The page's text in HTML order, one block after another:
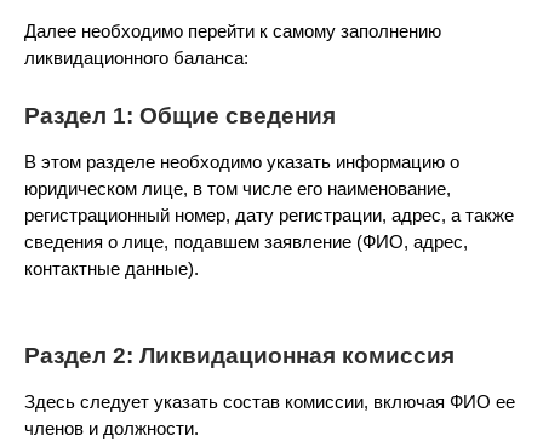
Далее необходимо перейти к самому заполнению
ликвидационного баланса:
Раздел 1: Общие сведения
В этом разделе необходимо указать информацию о
юридическом лице, в том числе его наименование,
регистрационный номер, дату регистрации, адрес, а также
сведения о лице, подавшем заявление (ФИО, адрес,
контактные данные).
Раздел 2: Ликвидационная комиссия
Здесь следует указать состав комиссии, включая ФИО ее
членов и должности.